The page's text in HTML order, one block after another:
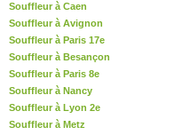
Souffleur à Caen
Souffleur à Avignon
Souffleur à Paris 17e
Souffleur à Besançon
Souffleur à Paris 8e
Souffleur à Nancy
Souffleur à Lyon 2e
Souffleur à Metz